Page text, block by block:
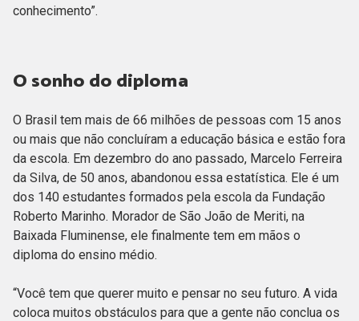
conhecimento”.
O sonho do diploma
O Brasil tem mais de 66 milhões de pessoas com 15 anos
ou mais que não concluíram a educação básica e estão fora
da escola. Em dezembro do ano passado, Marcelo Ferreira
da Silva, de 50 anos, abandonou essa estatística. Ele é um
dos 140 estudantes formados pela escola da Fundação
Roberto Marinho. Morador de São João de Meriti, na
Baixada Fluminense, ele finalmente tem em mãos o
diploma do ensino médio.
“Você tem que querer muito e pensar no seu futuro. A vida
coloca muitos obstáculos para que a gente não conclua os